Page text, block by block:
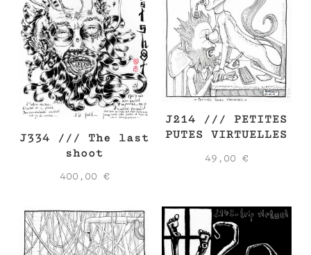
J334 /// The last
shoot
400,00 €
J214 /// PETITES
PUTES VIRTUELLES
49,00 €